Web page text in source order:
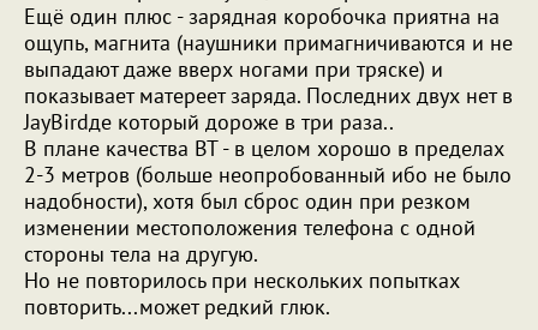
Ещё один плюс - зарядная коробочка приятна на
ощупь, магнита (наушники примагничиваются и не
выпадают даже вверх ногами при тряске) и
показывает матереет заряда. Последних двух нет в
JayBirdде который дороже в три раза..
В плане качества BT - в целом хорошо в пределах
2-3 метров (больше неопробованный ибо не было
надобности), хотя был сброс один при резком
изменении местоположения телефона с одной
стороны тела на другую.
Но не повторилось при нескольких попытках
повторить...может редкий глюк.